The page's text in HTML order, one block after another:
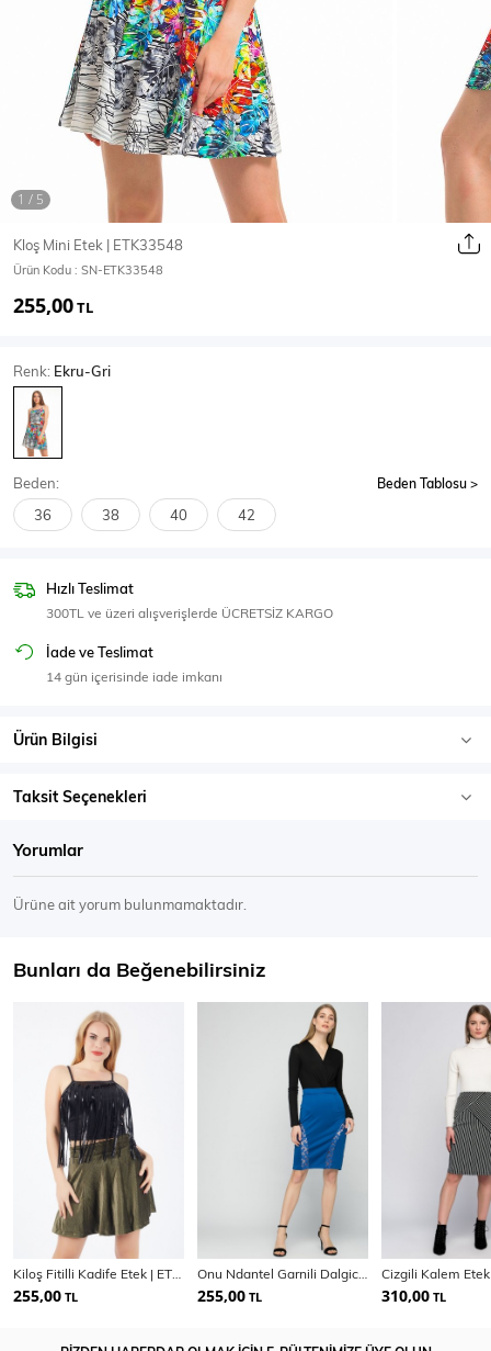
Ceket Mont & Kaban
T-SHİRT & BLUZ
T-Shirt
Body
SPOR GİYİM
Eşofman Üstü
Kloş Mini Etek | ETK33548
Ürün Kodu : SN-ETK33548
255,00TL
Renk: Ekru-Gri
Beden: Beden Tablosu
36 38 40 42
Hızlı Teslimat
300TL ve üzeri alışverişlerde ÜCRETSİZ KARGO
İade ve Teslimat
14 gün içerisinde iade imkanı
Ürün Bilgisi
Taksit Seçenekleri
Yorumlar
Ürüne ait yorum bulunmamaktadır.
Bunları da Beğenebilirsiniz
255,00 TL 255,00 TL 310,00 TL